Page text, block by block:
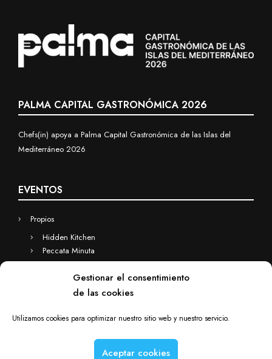
Gestionar el consentimiento
de las cookies
Utilizamos cookies para optimizar nuestro sitio web y nuestro servicio.
Aceptar cookies
PALMA CAPITAL GASTRONÓMICA 2026
Chefs(in) apoya a Palma Capital Gastronómica de las Islas del
Mediterráneo 2026
EVENTOS
Propios
Hidden Kitchen
Peccata Minuta
Eventos a medida
Hidden Kitchen Business